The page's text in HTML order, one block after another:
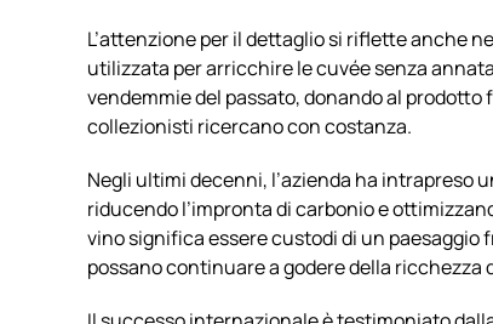
L’attenzione per il dettaglio si riflette anche
utilizzata per arricchire le cuvée senza
vendemmie del passato, donando al
collezionisti ricercano con costanza.
Negli ultimi decenni, l’azienda ha intrapreso
riducendo l’impronta di carbonio e
vino significa essere custodi di un
possano continuare a godere della ricchezza